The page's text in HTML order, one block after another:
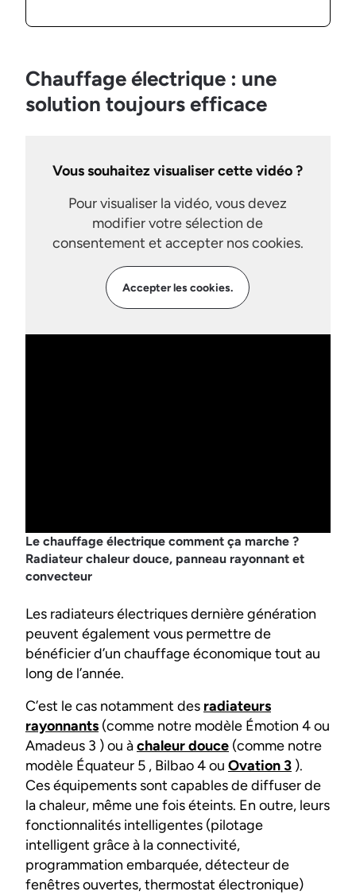
Chauffage électrique : une
solution toujours efficace
Vous souhaitez visualiser cette vidéo ?
Pour visualiser la vidéo, vous devez
modifier votre sélection de
consentement et accepter nos cookies.
Accepter les cookies.
Le chauffage électrique comment ça marche ?
Radiateur chaleur douce, panneau rayonnant et
convecteur
Les radiateurs électriques dernière génération
peuvent également vous permettre de
bénéficier d’un chauffage économique tout au
long de l’année.
C’est le cas notamment des radiateurs
rayonnants (comme notre modèle Émotion 4 ou
Amadeus 3 ) ou àchaleur douce (comme notre
modèle Équateur 5 , Bilbao 4 ou Ovation 3 ).
Ces équipements sont capables de diffuser de
la chaleur, même une fois éteints. En outre, leurs
fonctionnalités intelligentes (pilotage
intelligent grâce à la connectivité,
programmation embarquée, détecteur de
fenêtres ouvertes, thermostat électronique)